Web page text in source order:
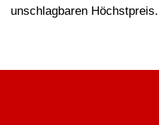
unschlagbaren Höchstpreis.